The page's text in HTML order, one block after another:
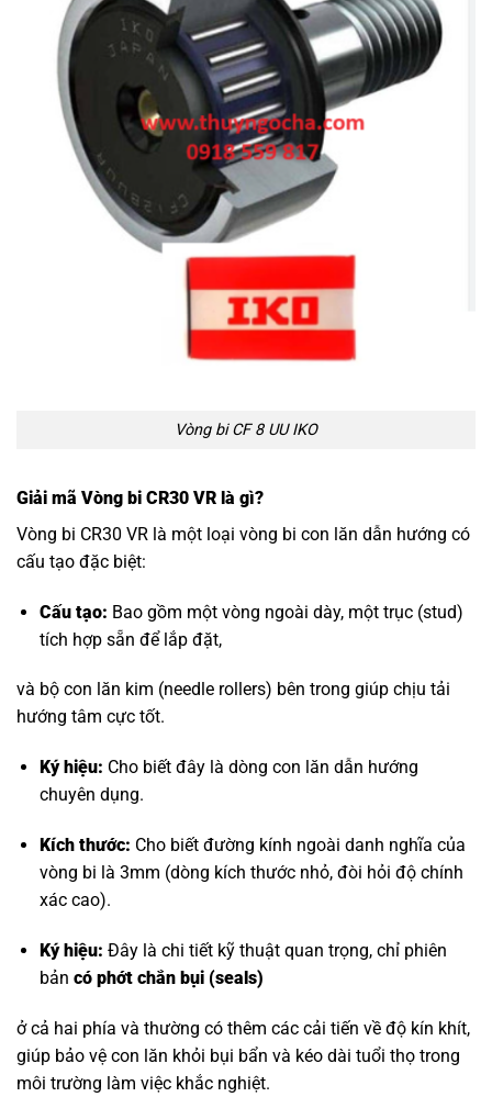
Vòng bi CF 8 UU IKO
Giải mã Vòng bi CR30 VR là gì?
Vòng bi CR30 VR là một loại vòng bi con lăn dẫn hướng có
cấu tạo đặc biệt:
Cấu tạo: Bao gồm một vòng ngoài dày, một trục (stud)
tích hợp sẵn để lắp đặt,
và bộ con lăn kim (needle rollers) bên trong giúp chịu tải
hướng tâm cực tốt.
Ký hiệu: Cho biết đây là dòng con lăn dẫn hướng
chuyên dụng.
Kích thước: Cho biết đường kính ngoài danh nghĩa của
vòng bi là 3mm (dòng kích thước nhỏ, đòi hỏi độ chính
xác cao).
Ký hiệu: Đây là chi tiết kỹ thuật quan trọng, chỉ phiên
bản có phớt chắn bụi (seals)
ở cả hai phía và thường có thêm các cải tiến về độ kín khít,
giúp bảo vệ con lăn khỏi bụi bẩn và kéo dài tuổi thọ trong
môi trường làm việc khắc nghiệt.